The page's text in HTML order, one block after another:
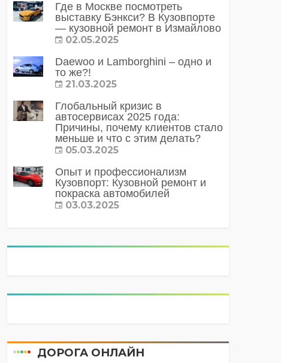
Где в Москве посмотреть
выставку Бэнкси? В Кузовпорте
— кузовной ремонт в Измайлово
02.05.2025
Daewoo и Lamborghini – одно и
то же?!
21.03.2025
Глобальный кризис в
автосервисах 2025 года:
Причины, почему клиентов стало
меньше и что с этим делать?
05.03.2025
Опыт и профессионализм
Кузовпорт: Кузовной ремонт и
покраска автомобилей
03.03.2025
ДОРОГА ОНЛАЙН